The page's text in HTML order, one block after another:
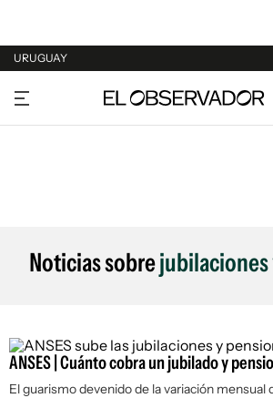
URUGUAY
URUGUAY
ARGENTINA
Noticias sobre
ANSES | Cuánto cobra un jubilado y
El guarismo devenido de la variación mensual